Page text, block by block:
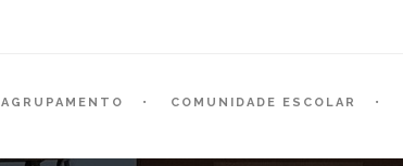
AGRUPAMENTO COMUNIDADE ESCOLAR